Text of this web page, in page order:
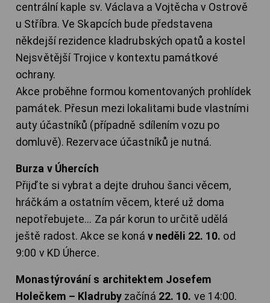
centrální kaple sv. Václava a Vojtěcha v Ostrově
u Stříbra. Ve Skapcích bude představena
někdejší rezidence kladrubských opatů a kostel
Nejsvětější Trojice v kontextu památkové
ochrany.
Akce proběhne formou komentovaných prohlídek
památek. Přesun mezi lokalitami bude vlastními
auty účastníků (případně sdílením vozu po
domluvě). Rezervace účastníků je nutná.
Burza v Úhercích
Přijďte si vybrat a dejte druhou šanci věcem,
hráčkám a ostatním věcem, které už doma
nepotřebujete... Za pár korun to určitě udělá
ještě radost. Akce se koná v neděli 22. 10. od
9:00 v KD Úherce.
Monastýrování s architektem Josefem
Holečkem – Kladrubyzačíná 22. 10. ve 14:00.